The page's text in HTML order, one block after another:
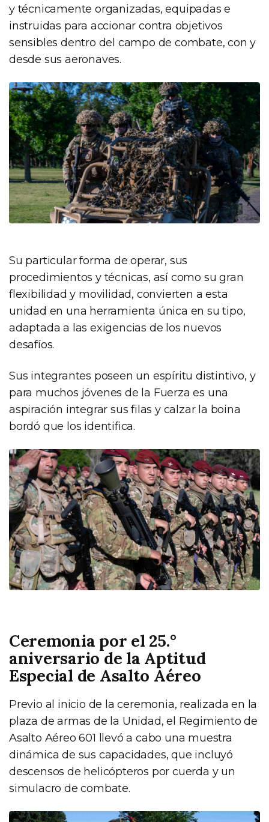
y técnicamente organizadas, equipadas e
instruidas para accionar contra objetivos
sensibles dentro del campo de combate, con y
desde sus aeronaves.
Su particular forma de operar, sus
procedimientos y técnicas, así como su gran
flexibilidad y movilidad, convierten a esta
unidad en una herramienta única en su tipo,
adaptada a las exigencias de los nuevos
desafíos.
Sus integrantes poseen un espíritu distintivo, y
para muchos jóvenes de la Fuerza es una
aspiración integrar sus filas y calzar la boina
bordó que los identifica.
Ceremonia por el 25.°
aniversario de la Aptitud
Especial de Asalto Aéreo
Previo al inicio de la ceremonia, realizada en la
plaza de armas de la Unidad, el Regimiento de
Asalto Aéreo 601 llevó a cabo una muestra
dinámica de sus capacidades, que incluyó
descensos de helicópteros por cuerda y un
simulacro de combate.